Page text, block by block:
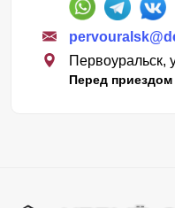
Первоуральск,
Перед приездом